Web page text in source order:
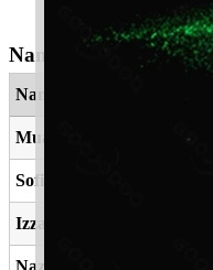
Nama Yang Berkaitan
Nama
Muazara
Sofiah
Izzara
Nazarah